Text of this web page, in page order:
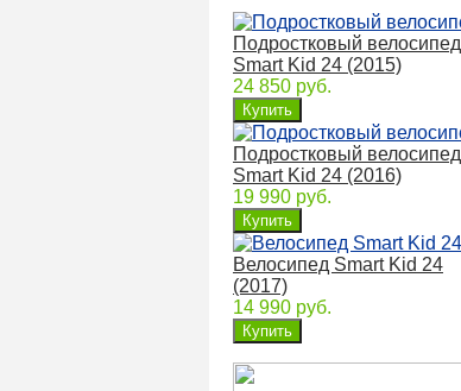
Подростковый велосипед
Smart Kid 24 (2015)
24 850 руб.
Подростковый велосипед
Smart Kid 24 (2016)
19 990 руб.
Велосипед Smart Kid 24
(2017)
14 990 руб.